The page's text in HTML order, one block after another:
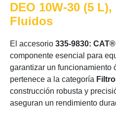
DEO 10W-30 (5
Fluidos
El accesorio 335-9830:
componente esencial para
garantizar un funcionamiento
pertenece a la categoría
construcción robusta y
aseguran un rendimiento